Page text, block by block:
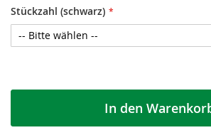
Stückzahl (schwarz)
In den